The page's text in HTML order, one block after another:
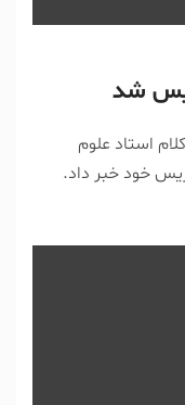
شد
استاد علوم
خود خبر داد.